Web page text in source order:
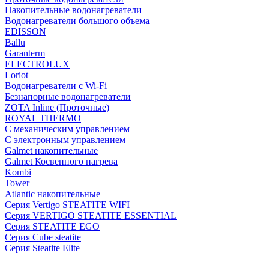
Накопительные водонагреватели
Водонагреватели большого объема
EDISSON
Ballu
Garanterm
ELECTROLUX
Loriot
Водонагреватели с Wi-Fi
Безнапорные водонагреватели
ZOTA Inline (Проточные)
ROYAL THERMO
С механическим управлением
С электронным управлением
Galmet накопительные
Galmet Косвенного нагрева
Kombi
Tower
Atlantic накопительные
Серия Vertigo STEATITE WIFI
Серия VERTIGO STEATITE ESSENTIAL
Серия STEATITE EGO
Серия Cube steatite
Серия Steatite Elite